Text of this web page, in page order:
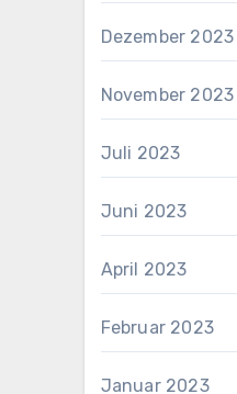
Dezember 2023
November 2023
Juli 2023
Juni 2023
April 2023
Februar 2023
Januar 2023